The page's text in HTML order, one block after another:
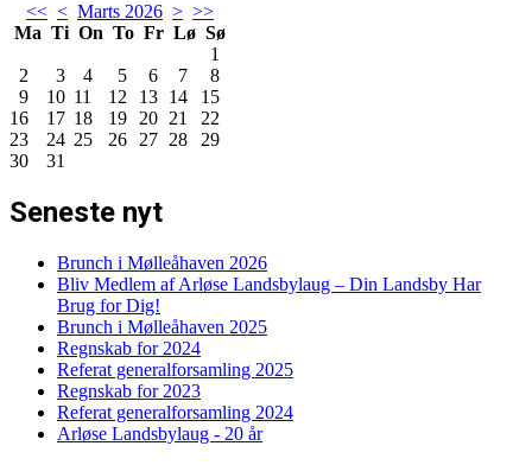
<< < Marts 2026 > >>
Ma Ti On To Fr Lø Sø
1
2
3 4 5 6 7
8
9
10 11 12 13 14
15
16
17 18 19 20 21
22
23
24 25 26 27 28
29
30
31
Seneste nyt
Brunch i Mølleåhaven 2026
Bliv Medlem af Arløse Landsbylaug – Din Landsby Har
Brug for Dig!
Brunch i Mølleåhaven 2025
Regnskab for 2024
Referat generalforsamling 2025
Regnskab for 2023
Referat generalforsamling 2024
Arløse Landsbylaug - 20 år